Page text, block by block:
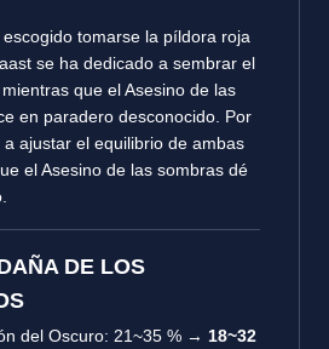
tomarse la píldora roja
se ha dedicado a sembrar el
que el Asesino de las
en paradero desconocido. Por
ajustar el equilibrio de ambas
el Asesino de las sombras dé
DE LOS
del Oscuro: 21~35 % → 18~32